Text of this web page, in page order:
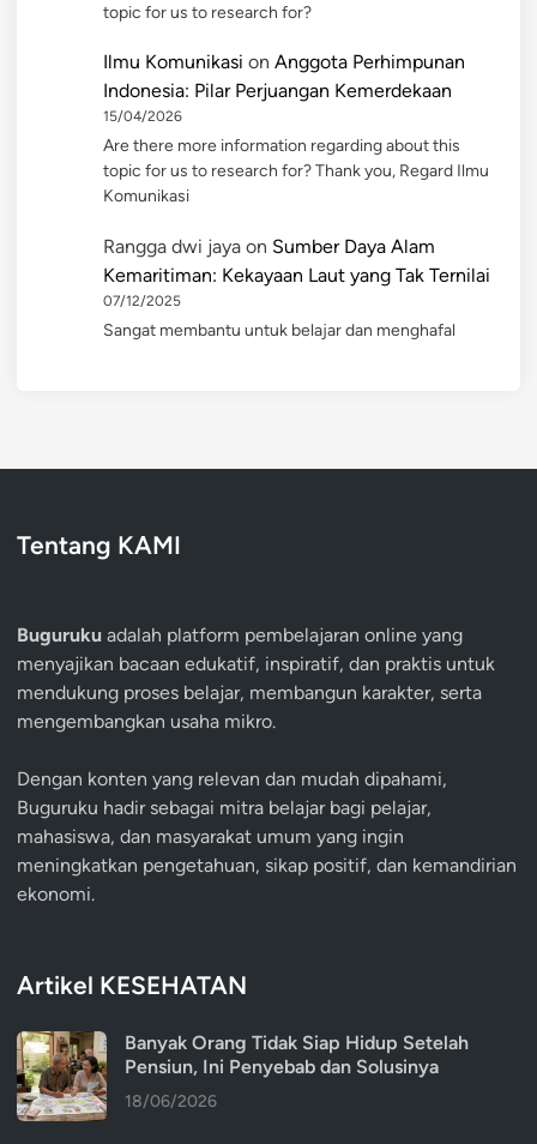
topic for us to research for?
Ilmu Komunikasi on Anggota Perhimpunan
Indonesia: Pilar Perjuangan Kemerdekaan
15/04/2026
Are there more information regarding about this
topic for us to research for? Thank you, Regard Ilmu
Komunikasi
Rangga dwi jaya on Sumber Daya Alam
Kemaritiman: Kekayaan Laut yang Tak Ternilai
07/12/2025
Sangat membantu untuk belajar dan menghafal
Tentang KAMI
Buguruku adalah platform pembelajaran online yang
menyajikan bacaan edukatif, inspiratif, dan praktis untuk
mendukung proses belajar, membangun karakter, serta
mengembangkan usaha mikro.
Dengan konten yang relevan dan mudah dipahami,
Buguruku hadir sebagai mitra belajar bagi pelajar,
mahasiswa, dan masyarakat umum yang ingin
meningkatkan pengetahuan, sikap positif, dan kemandirian
ekonomi.
Artikel KESEHATAN
Banyak Orang Tidak Siap Hidup Setelah
Pensiun, Ini Penyebab dan Solusinya
18/06/2026